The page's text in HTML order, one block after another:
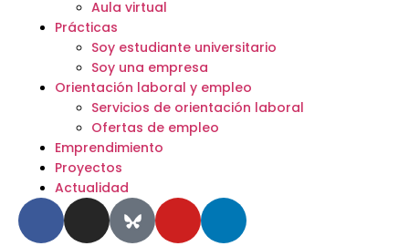
Aula virtual
Prácticas
Soy estudiante universitario
Soy una empresa
Orientación laboral y empleo
Servicios de orientación laboral
Ofertas de empleo
Emprendimiento
Proyectos
Actualidad